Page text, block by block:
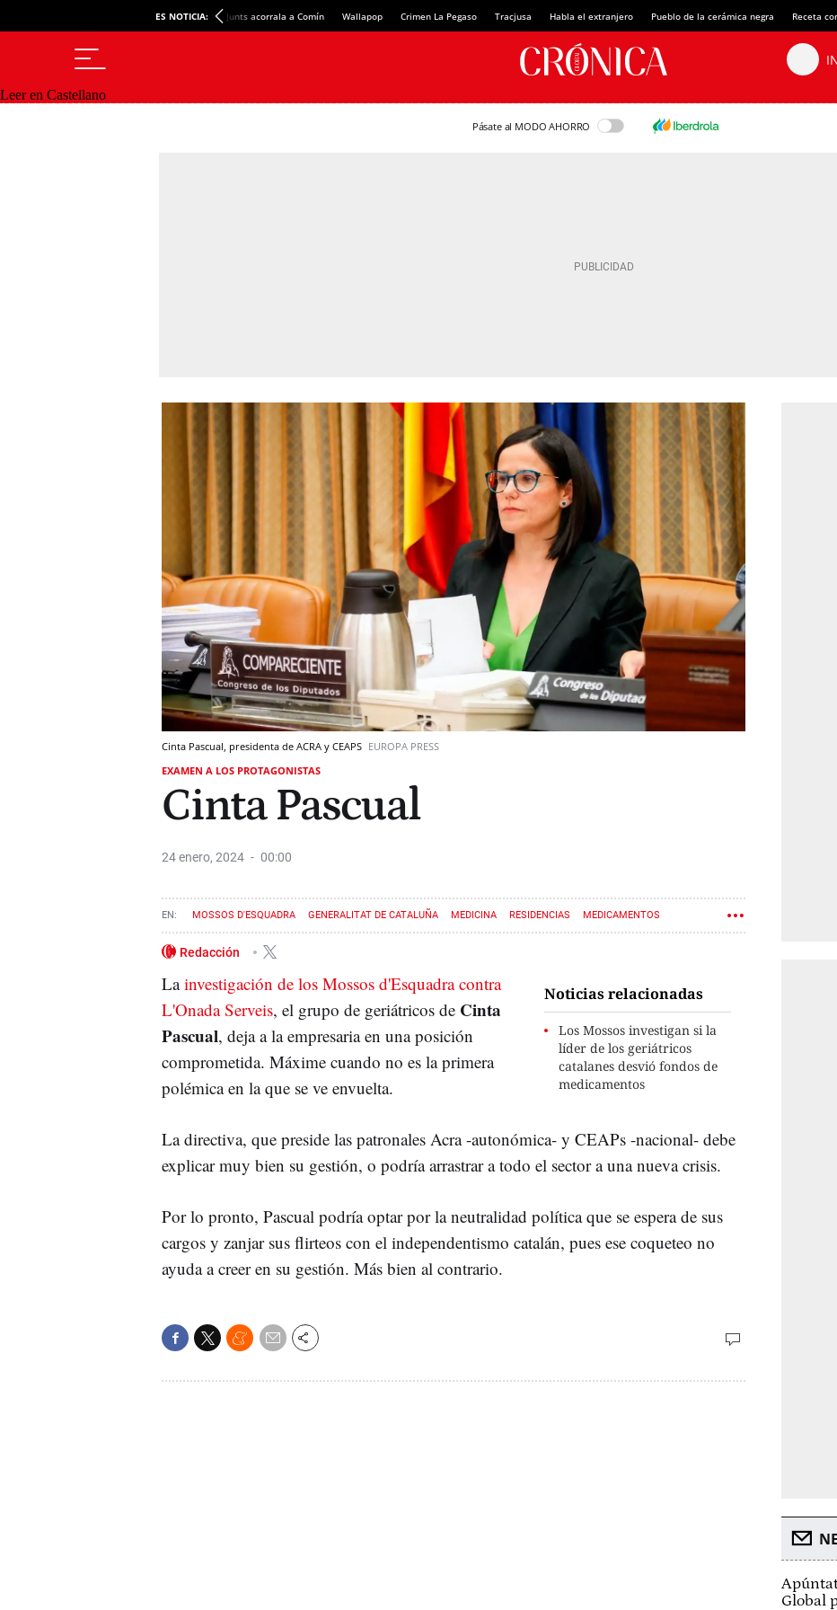
ES NOTICIA: Junts acorrala a Comín Wallapop Crimen La Pegaso Tracjusa Habla el extranjero Pueblo de la cerámica negra Receta
Leer en Castellano
Pásate al MODO AHORRO
Cinta Pascual, presidenta de ACRA y CEAPS EUROPA PRESS
EXAMEN A LOS PROTAGONISTAS
Cinta Pascual
24 enero, 2024 00:00
MOSSOS D'ESQUADRA GENERALITAT DE CATALUÑA MEDICINA RESIDENCIAS MEDICAMENTOS
Redacción
Noticias relacionadas
Los Mossos investigan si la
líder de los geriátricos
catalanes desvió fondos de
medicamentos
Lainvestigación de los Mossos d'Esquadra contra
L'Onada Serveis, el grupo de geriátricos de Cinta
Pascual, deja a la empresaria en una posición
comprometida. Máxime cuando no es la primera
polémica en la que se ve envuelta.
La directiva, que preside las patronales Acra -autonómica- y CEAPs -nacional- debe
explicar muy bien su gestión, o podría arrastrar a todo el sector a una nueva crisis.
Por lo pronto, Pascual podría optar por la neutralidad política que se espera de sus
cargos y zanjar sus flirteos con el independentismo catalán, pues ese coqueteo no
ayuda a creer en su gestión. Más bien al contrario.
Global